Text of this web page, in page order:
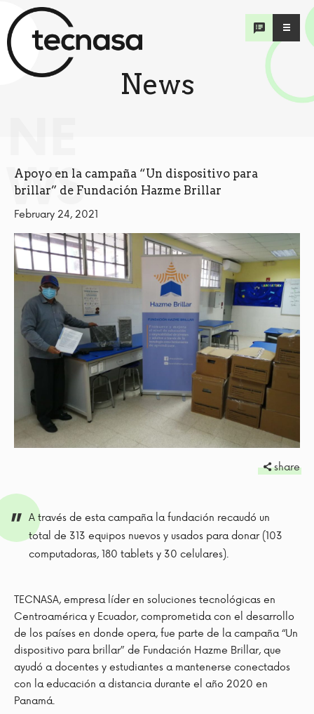
WS
News
Apoyo en la campaña “Un dispositivo para
brillar” de Fundación Hazme Brillar
February 24, 2021
share
A través de esta campaña la fundación recaudó un
total de 313 equipos nuevos y usados para donar (103
computadoras, 180 tablets y 30 celulares).
TECNASA, empresa líder en soluciones tecnológicas en
Centroamérica y Ecuador, comprometida con el desarrollo
de los países en donde opera, fue parte de la campaña “Un
dispositivo para brillar” de Fundación Hazme Brillar, que
ayudó a docentes y estudiantes a mantenerse conectados
con la educación a distancia durante el año 2020 en
Panamá.